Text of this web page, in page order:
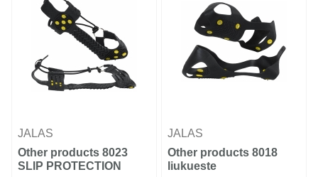
JALAS
Other products 8023
SLIP PROTECTION
JALAS
Other products 8018
liukueste